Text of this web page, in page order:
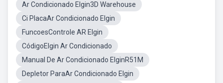
Ar Condicionado Elgin3D Warehouse
Ci PlacaAr Condicionado Elgin
FuncoesControle AR Elgin
CódigoElgin Ar Condicionado
Manual De Ar Condicionado ElginR51M
Depletor ParaAr Condicionado Elgin